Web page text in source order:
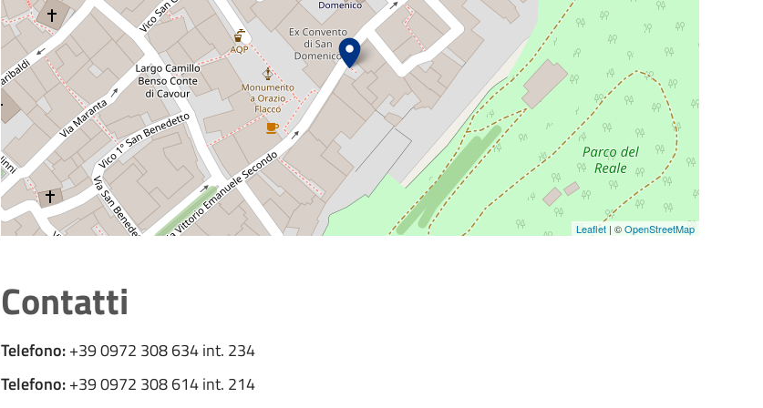
Depositare o ritirare le disposizioni anticipate di trattamento (DAT)
Dichiarare l'avvenuta riconciliazione con il coniuge
Dichiarare l’esatta indicazione del nome composto da più elementi
Lampade Votive
Presentare la dichiarazione di nascita
Scegliere il regime patrimoniale
Trasportare cadaveri, ceneri o resti mortali all'estero
Trasportare salme, cadaveri, ceneri o resti mortali all'interno del territorio italiano
Leaflet| ©OpenStreetMap
Contatti
Telefono:+39 0972 308 634 int. 234
Telefono:+39 0972 308 614 int. 214